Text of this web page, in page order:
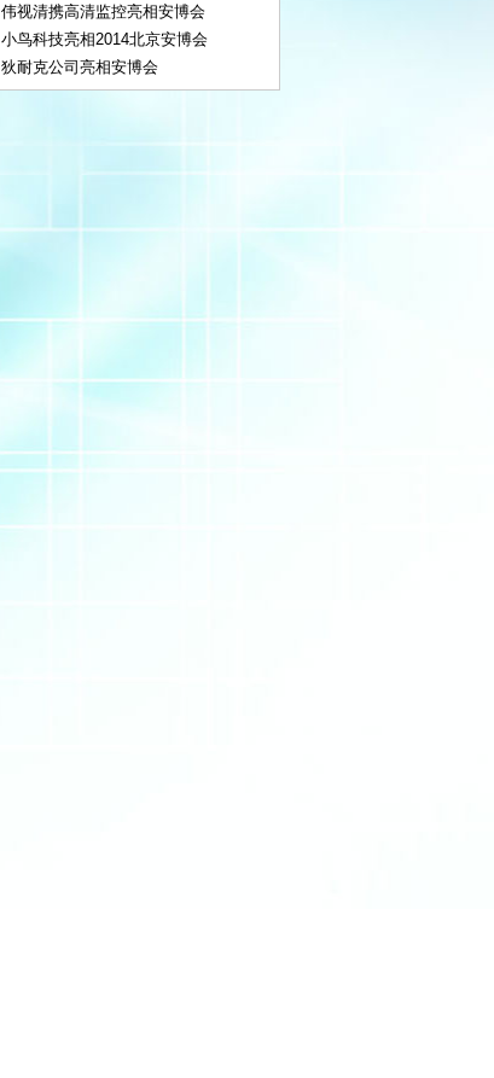
伟视清携高清监控亮相安博会
小鸟科技亮相2014北京安博会
狄耐克公司亮相安博会